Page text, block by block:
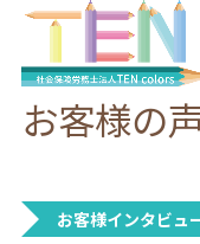
お客様の
お客様インタビュ